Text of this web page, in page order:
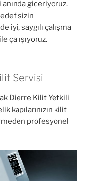
gideriyoruz.
sizin
iyi, saygılı çalışma
çalışıyoruz.
Servisi
Dierre Kilit Yetkili
kapılarınızın kilit
profesyonel